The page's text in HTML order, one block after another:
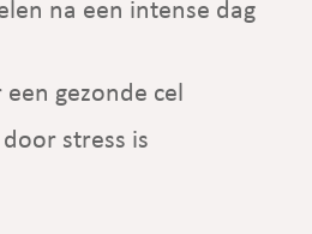
na een intense dag
een gezonde cel
stress is